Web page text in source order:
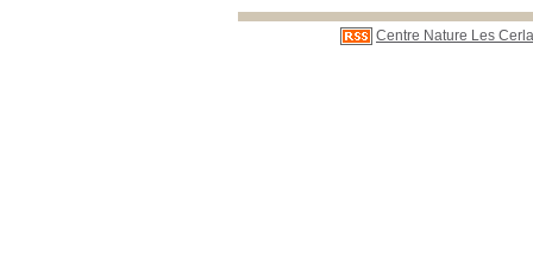
Centre Nature Les